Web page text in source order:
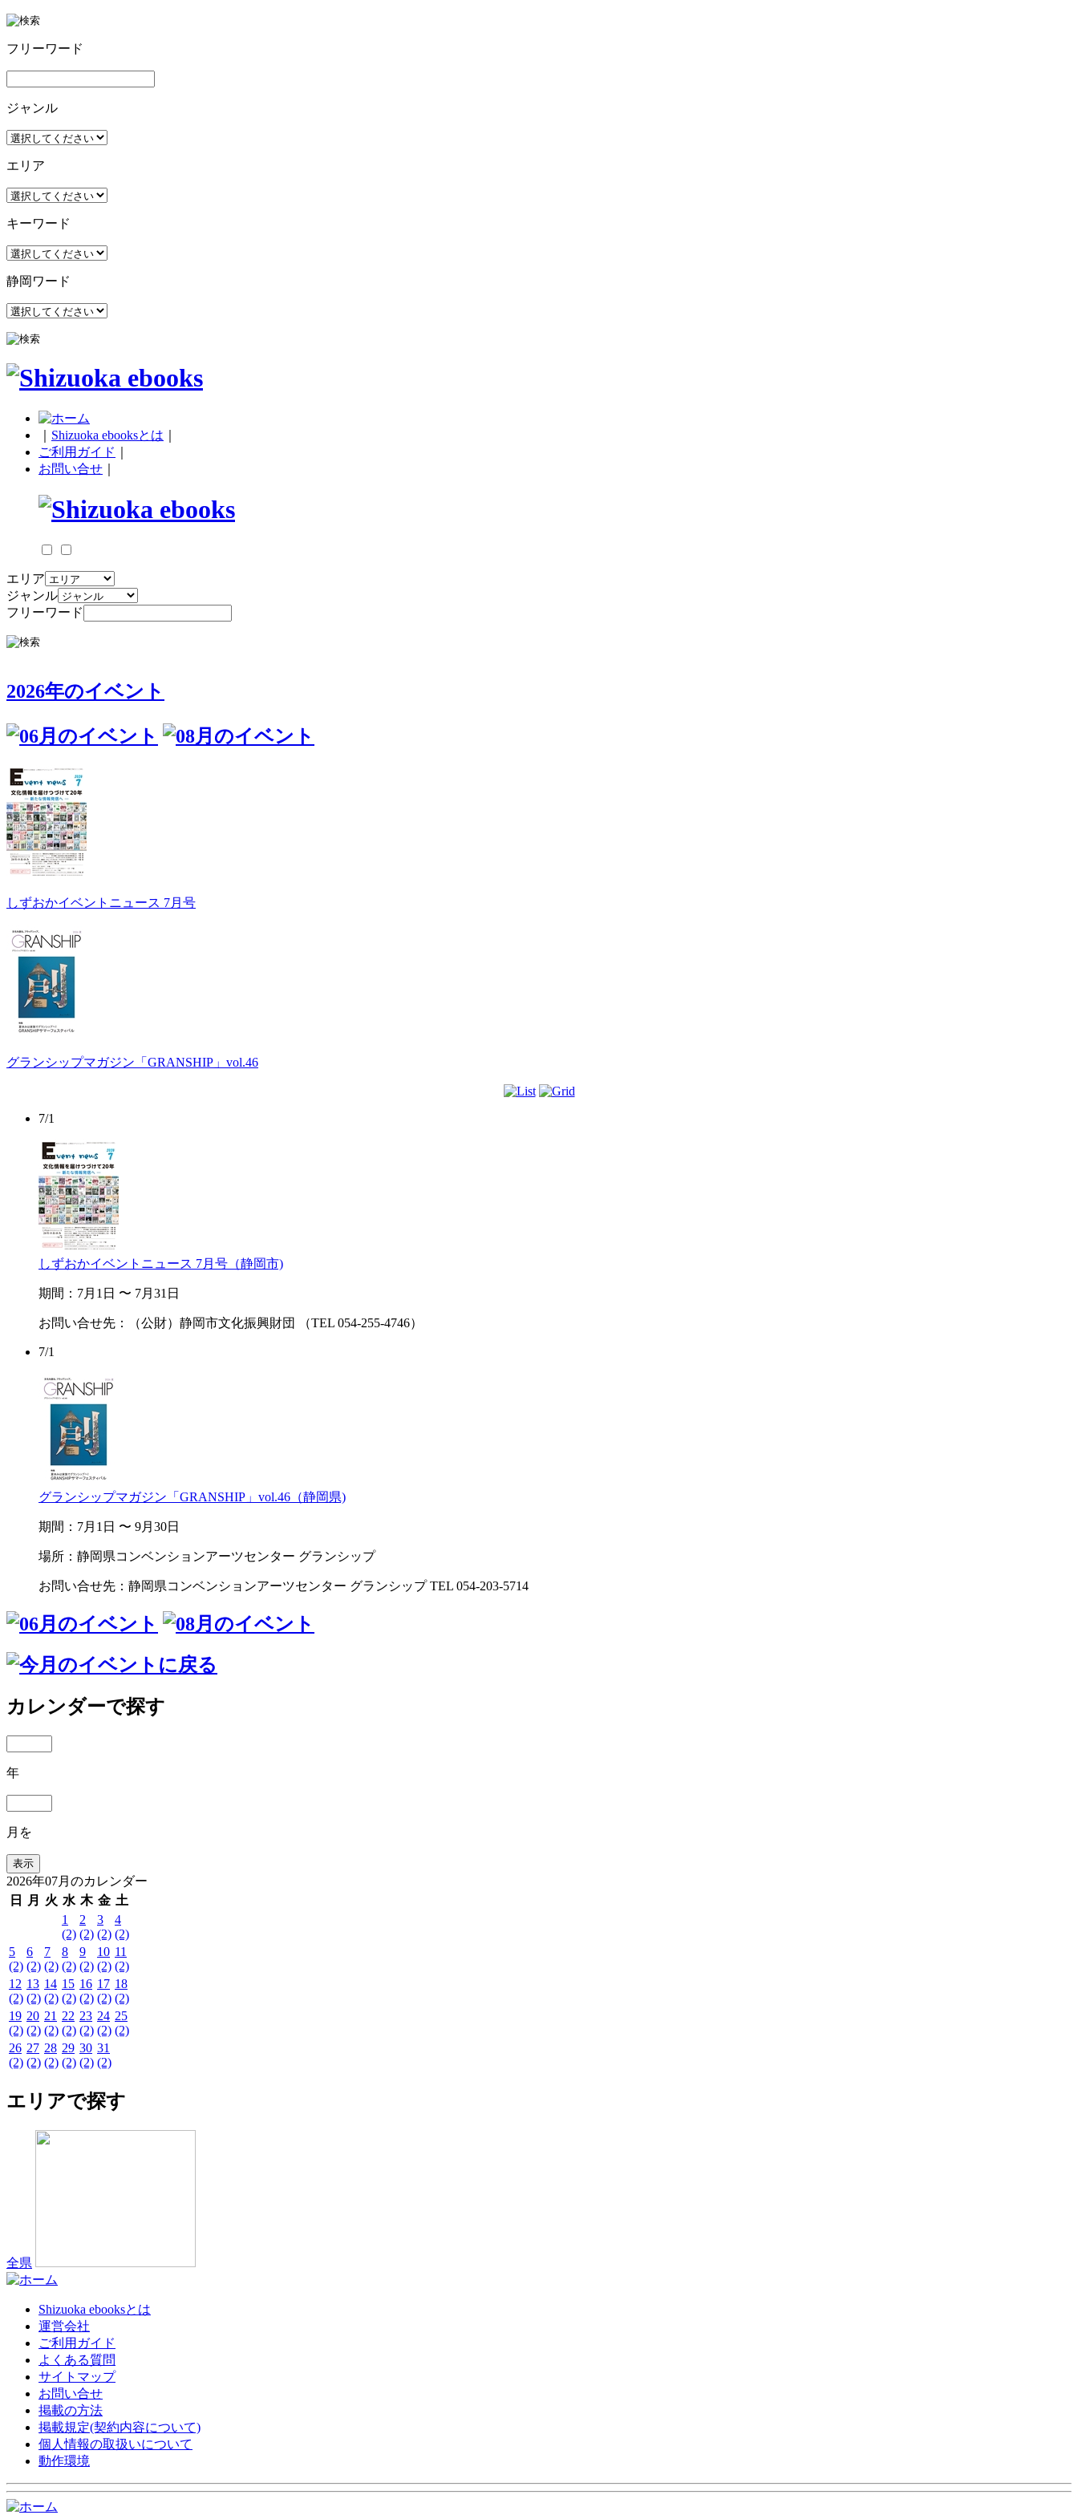
フリーワード
ジャンル
エリア
キーワード
静岡ワード
Shizuoka ebooksとは
ご利用ガイド
お問い合せ
エリア
ジャンル
フリーワード
2026年のイベント
しずおかイベントニュース 7月号
グランシップマガジン「GRANSHIP」vol.46
7/1
しずおかイベントニュース 7月号（静岡市)
期間：7月1日 〜 7月31日
お問い合せ先：（公財）静岡市文化振興財団 （TEL 054-255-4746）
7/1
グランシップマガジン「GRANSHIP」vol.46（静岡県)
期間：7月1日 〜 9月30日
場所：静岡県コンベンションアーツセンター グランシップ
お問い合せ先：静岡県コンベンションアーツセンター グランシップ TEL 054-203-5714
カレンダーで探す
年
月を
2026年07月のカレンダー
日
月 火 水 木 金 土
1
(2)
2
(2)
3
(2)
4
(2)
5
(2)
6
(2)
7
(2)
8
(2)
9
(2)
10
(2)
11
(2)
12
(2)
13
(2)
14
(2)
15
(2)
16
(2)
17
(2)
18
(2)
19
(2)
20
(2)
21
(2)
22
(2)
23
(2)
24
(2)
25
(2)
26
(2)
27
(2)
28
(2)
29
(2)
30
(2)
31
(2)
エリアで探す
全県
Shizuoka ebooksとは
運営会社
ご利用ガイド
よくある質問
サイトマップ
お問い合せ
掲載の方法
掲載規定(契約内容について)
個人情報の取扱いについて
動作環境